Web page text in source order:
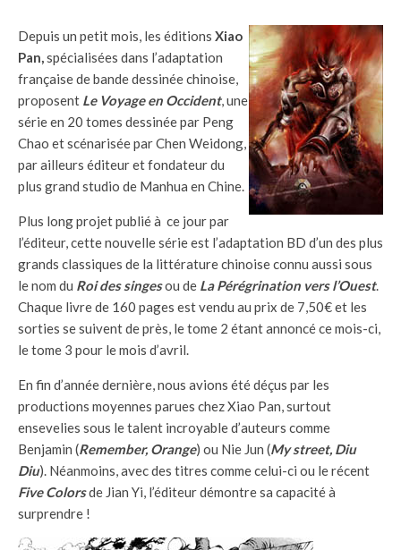
Depuis un petit mois, les éditions Xiao
Pan,spécialisées dans l’adaptation
française de bande dessinée chinoise,
proposent Le Voyage en Occident, une
série en 20 tomes dessinée par Peng
Chao et scénarisée par Chen Weidong,
par ailleurs éditeur et fondateur du
plus grand studio de Manhua en Chine.
Plus long projet publié à ce jour par
l’éditeur, cette nouvelle série est l’adaptation BD d’un des plus
grands classiques de la littérature chinoise connu aussi sous
le nom du Roi des singesou de La Pérégrination vers l’Ouest.
Chaque livre de 160 pages est vendu au prix de 7,50€ et les
sorties se suivent de près, le tome 2 étant annoncé ce mois-ci,
le tome 3 pour le mois d’avril.
En fin d’année dernière, nous avions été déçus par les
productions moyennes parues chez Xiao Pan, surtout
ensevelies sous le talent incroyable d’auteurs comme
Benjamin (Remember, Orange) ou Nie Jun (My street, Diu
Diu). Néanmoins, avec des titres comme celui-ci ou le récent
Five Colorsde Jian Yi, l’éditeur démontre sa capacité à
surprendre !